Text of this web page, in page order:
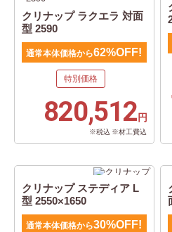
クリナップ ラクエラ 対面
型 2590
通常本体価格から62%OFF!
特別価格
820,512 円
※税込 ※材工費込
クリナップ ステディア L
型 2550×1650
通常本体価格から30%OFF!